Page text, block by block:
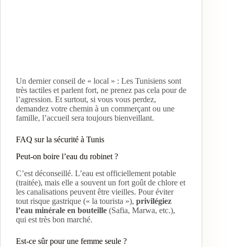
Un dernier conseil de « local » : Les Tunisiens sont
très tactiles et parlent fort, ne prenez pas cela pour de
l’agression. Et surtout, si vous vous perdez,
demandez votre chemin à un commerçant ou une
famille, l’accueil sera toujours bienveillant.
FAQ sur la sécurité à Tunis
Peut-on boire l’eau du robinet ?
C’est déconseillé. L’eau est officiellement potable
(traitée), mais elle a souvent un fort goût de chlore et
les canalisations peuvent être vieilles. Pour éviter
tout risque gastrique (« la tourista »), privilégiez
l’eau minérale en bouteille (Safia, Marwa, etc.),
qui est très bon marché.
Est-ce sûr pour une femme seule ?